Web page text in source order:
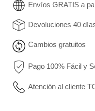
Envíos GRATIS a
Devoluciones 40
Cambios gratuitos
Pago 100% Fácil y
Atención al cliente